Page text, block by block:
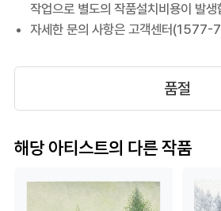
작업으로 별도의 작품설치비용이 발생
자세한 문의 사항은 고객센터(1577-
품절
해당 아티스트의 다른 작품